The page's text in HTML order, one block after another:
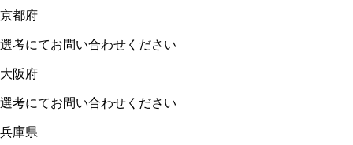
京都府
選考にてお問い合わせください
大阪府
選考にてお問い合わせください
兵庫県